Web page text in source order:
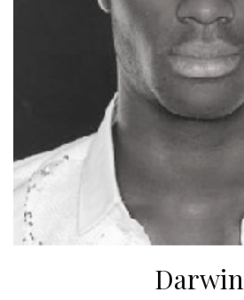
Darwin